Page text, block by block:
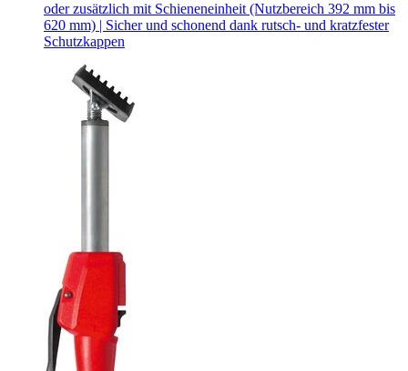
oder zusätzlich mit Schieneneinheit (Nutzbereich 392 mm bis
620 mm) | Sicher und schonend dank rutsch- und kratzfester
Schutzkappen